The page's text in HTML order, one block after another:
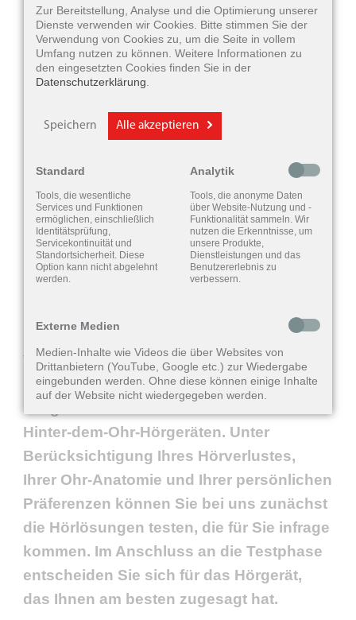
Umfeld praktisch nicht sichtbar sind. CIC-
Hörgeräte (Completely-in-Canal-Hörgeräte)
sitzen noch etwas tiefer und werden von
unseren Akustikern in Ihrem Gehörgang
perfekte Lösung für alle, die ein unauffälliges
Hörgerät wünschen und einen leichten bis
mittelschweren Hörverlust haben. Die neue
CIC-Serie NX von Signia hingegen deckt
auch schwere Hörverluste ab. Dabei handelt
zwei der kleinsten Hörgeräte der Welt.
Vereinbaren Sie einen Termin bei einem
unsererHörgeräteakustiker. Wir beraten
Hinter-dem-Ohr-Hörgeräten. Unter
Berücksichtigung Ihres Hörverlustes,
Ihrer Ohr-Anatomie und Ihrer persönlichen
Präferenzen können Sie bei uns zunächst
die Hörlösungen testen, die für Sie infrage
kommen. Im Anschluss an die Testphase
entscheiden Sie sich für das Hörgerät,
das Ihnen am besten zugesagt hat.
Zur Bereitstellung, Analyse und die Optimierung unserer
Dienste verwenden wir Cookies. Bitte stimmen Sie der
Verwendung von Cookies zu, um die Seite in vollem
Umfang nutzen zu können. Weitere Informationen zu
den eingesetzten Cookies finden Sie in der
Datenschutzerklärung
Speichern Alle akzeptieren
Standard
Tools, die wesentliche
Services und Funktionen
ermöglichen, einschließlich
Identitätsprüfung,
Servicekontinuität und
Standortsicherheit. Diese
Option kann nicht abgelehnt
werden.
Analytik
Tools, die anonyme Daten
über Website-Nutzung und -
Funktionalität sammeln. Wir
nutzen die Erkenntnisse, um
unsere Produkte,
Dienstleistungen und das
Benutzererlebnis zu
verbessern.
Externe Medien
Medien-Inhalte wie Videos die über Websites von
Drittanbietern (YouTube, Google etc.) zur Wiedergabe
eingebunden werden. Ohne diese können einige Inhalte
auf der Website nicht wiedergegeben werden.